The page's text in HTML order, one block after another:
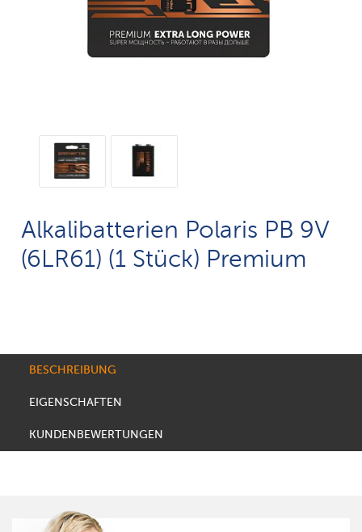
Alkalibatterien Polaris PB 9V
(6LR61) (1 Stück) Premium
BESCHREIBUNG
EIGENSCHAFTEN
KUNDENBEWERTUNGEN